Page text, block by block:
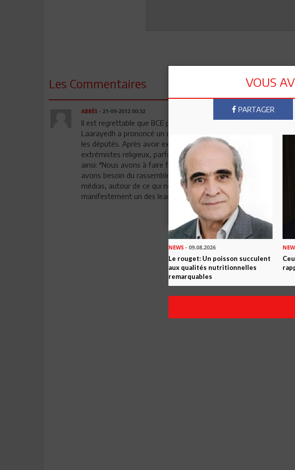
Les Commentaires
ABBÈS - 21-09-2012 00:32
Il est regrettable que BCE profite de la situation pour déscendre
Laarayedh a prononcé un discours très sincère et patriotique
les députés. Après avoir expliqué la férocité des assaillants
extrémistes religieux, parfois armés, et avoir reconnu une erreur
ainsi: "Nous avons à faire face à de grands défis sécuritaires qui
avons besoin du rassemblement des leaders, des partis, des
médias, autour de ce qui nous unit, ce sera notre force ». Je dis
manifestement un des leaders qui est busy et non disponible!
VOUS
PARTAGER
NEWS - 09.08.2026
Le rouget: Un poisson succulent
aux qualités nutritionnelles
remarquables